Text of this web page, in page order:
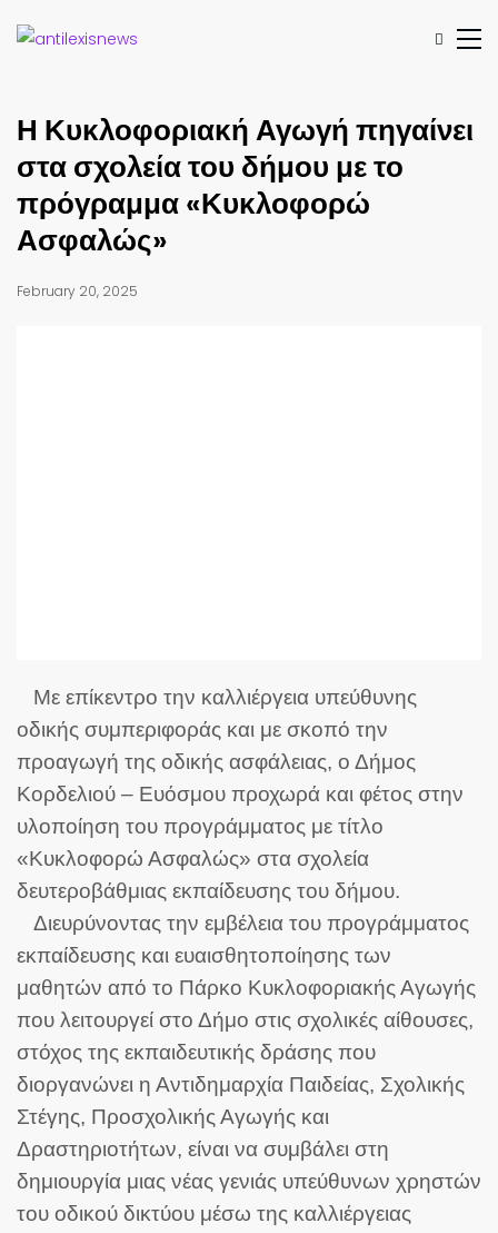
Η Κυκλοφοριακή Αγωγή πηγαίνει
στα σχολεία του δήμου με το
πρόγραμμα «Κυκλοφορώ
Ασφαλώς»
February 20, 2025
Με επίκεντρο την καλλιέργεια υπεύθυνης
οδικής συμπεριφοράς και με σκοπό την
προαγωγή της οδικής ασφάλειας, ο Δήμος
Κορδελιού – Ευόσμου προχωρά και φέτος στην
υλοποίηση του προγράμματος με τίτλο
«Κυκλοφορώ Ασφαλώς» στα σχολεία
δευτεροβάθμιας εκπαίδευσης του δήμου.
Διευρύνοντας την εμβέλεια του προγράμματος
εκπαίδευσης και ευαισθητοποίησης των
μαθητών από το Πάρκο Κυκλοφοριακής Αγωγής
που λειτουργεί στο Δήμο στις σχολικές αίθουσες,
στόχος της εκπαιδευτικής δράσης που
διοργανώνει η Αντιδημαρχία Παιδείας, Σχολικής
Στέγης, Προσχολικής Αγωγής και
Δραστηριοτήτων, είναι να συμβάλει στη
δημιουργία μιας νέας γενιάς υπεύθυνων χρηστών
του οδικού δικτύου μέσω της καλλιέργειας